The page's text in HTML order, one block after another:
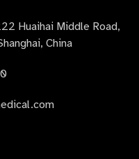
Huaihai Middle Road,
China